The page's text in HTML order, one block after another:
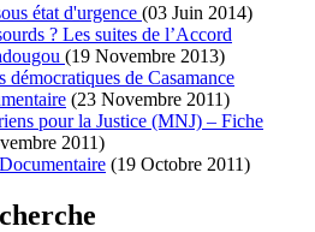
état d'urgence (03 Juin 2014)
? Les suites de l’Accord
(19 Novembre 2013)
démocratiques de Casamance
(23 Novembre 2011)
pour la Justice (MNJ) – Fiche
2011)
(19 Octobre 2011)